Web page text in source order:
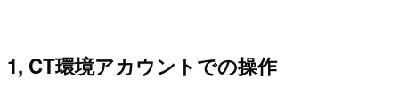
1, CT環境アカウントでの操作